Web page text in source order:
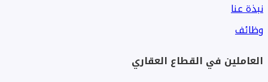
نبذة عنا
وظائف
العاملين في القطاع العقاري